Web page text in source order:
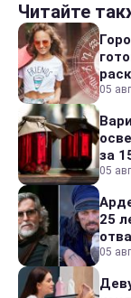
Читайте
05
за
05
25
05